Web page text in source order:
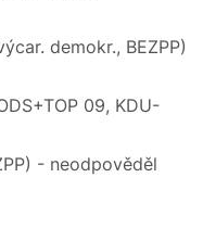
demokr., BEZPP)
09, KDU-
- neodpověděl